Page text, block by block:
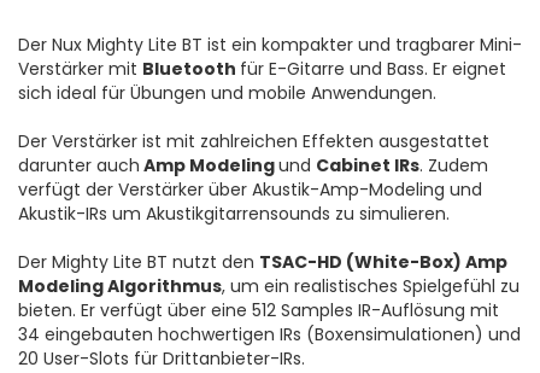
Der Nux Mighty Lite BT ist ein kompakter und tragbarer Mini-
Verstärker mit Bluetooth für E-Gitarre und Bass. Er eignet
sich ideal für Übungen und mobile Anwendungen.
Der Verstärker ist mit zahlreichen Effekten ausgestattet
darunter auch Amp Modelingund Cabinet IRs. Zudem
verfügt der Verstärker über Akustik-Amp-Modeling und
Akustik-IRs um Akustikgitarrensounds zu simulieren.
Der Mighty Lite BT nutzt den TSAC-HD (White-Box) Amp
Modeling Algorithmus, um ein realistisches Spielgefühl zu
bieten. Er verfügt über eine 512 Samples IR-Auflösung mit
34 eingebauten hochwertigen IRs (Boxensimulationen) und
20 User-Slots für Drittanbieter-IRs.